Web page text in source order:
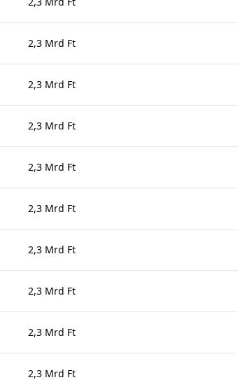
2,3 Mrd Ft
2,3 Mrd Ft
2,3 Mrd Ft
2,3 Mrd Ft
2,3 Mrd Ft
2,3 Mrd Ft
2,3 Mrd Ft
2,3 Mrd Ft
2,3 Mrd Ft